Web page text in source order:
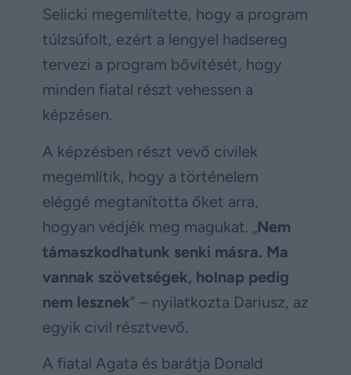
Selicki megemlítette, hogy a program
túlzsúfolt, ezért a lengyel hadsereg
tervezi a program bővítését, hogy
minden fiatal részt vehessen a
képzésen.
A képzésben részt vevő civilek
megemlítik, hogy a történelem
eléggé megtanította őket arra,
hogyan védjék meg magukat. „Nem
támaszkodhatunk senki másra. Ma
vannak szövetségek, holnap pedig
nem lesznek” – nyilatkozta Dariusz, az
egyik civil résztvevő.
A fiatal Agata és barátja Donald